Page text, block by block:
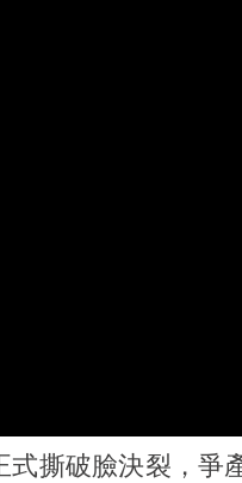
撕破臉決裂，